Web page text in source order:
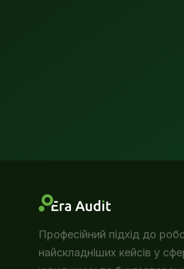
Професійний підхід до
найскладніших кейсів у